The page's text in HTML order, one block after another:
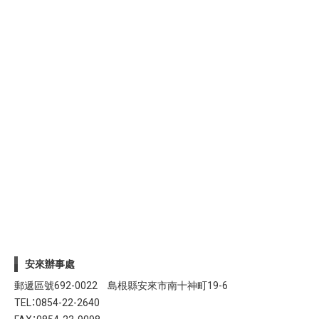
安來辦事處
郵遞區號692-0022 島根縣安來市南十神町19-6
TEL：0854-22-2640